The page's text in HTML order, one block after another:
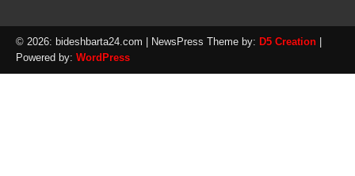
© 2026: bideshbarta24.com | NewsPress Theme by: D5 Creation
Powered by: WordPress